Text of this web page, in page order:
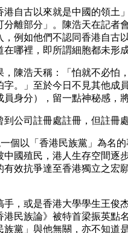
港自古以來就是中國的領
分離部分」。陳浩天在記者
，例如他們不認同香港自古
哪裡，即所謂細胞都未形成
，陳浩天稱：「怕就不必怕
字。」至於今日不見其他
身分），留一點神秘感，
到公司註冊處註冊，但註冊
一個以「香港民族黨」為名
中國殖民，港人生存空間逐
有效抗爭達至香港獨立之宏
手，或是香港大學學生王俊
港民族論》被特首梁振英
族黨」與他無關，亦不知道